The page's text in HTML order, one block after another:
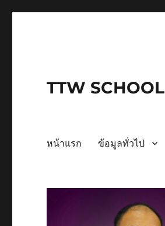
TTW SCHOOL
หน้าแรก ข้อมูลทั่วไป